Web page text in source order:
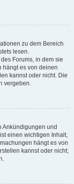
zu dem Bereich
lesen.
Forums, in dem sie
hängt es von deinen
kannst oder nicht. Die
vergeben.
Ankündigungen und
einen wichtigen Inhalt,
hängt es von
kannst oder nicht;